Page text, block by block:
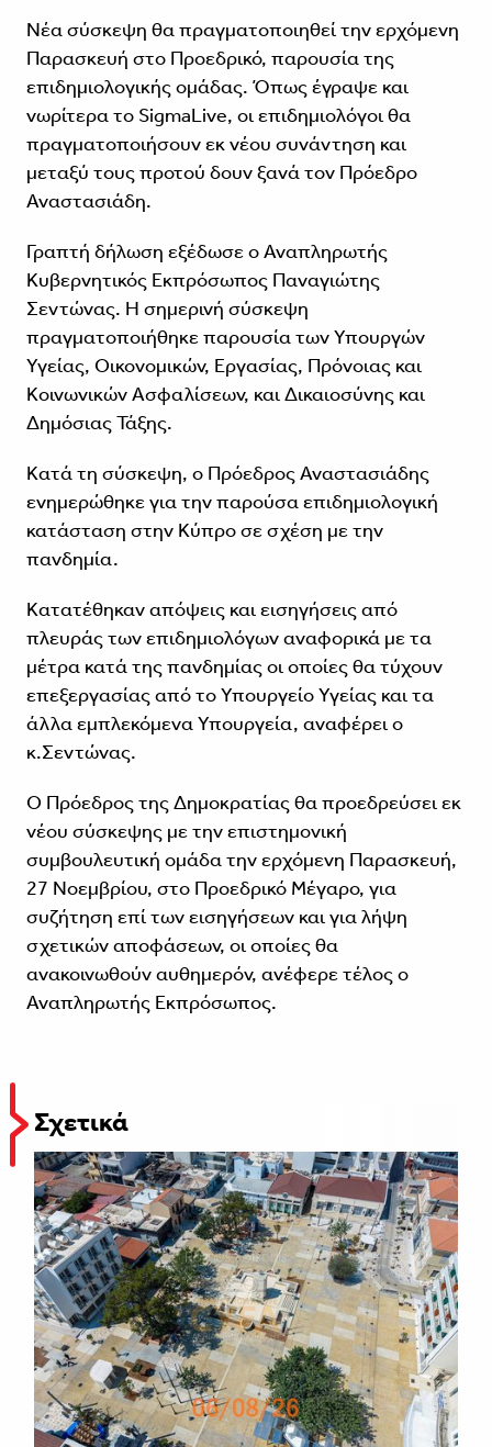
Νέα σύσκεψη θα πραγματοποιηθεί την ερχόμενη
Παρασκευή στο Προεδρικό, παρουσία της
επιδημιολογικής ομάδας. Όπως έγραψε και
νωρίτερα το SigmaLive, οι επιδημιολόγοι θα
πραγματοποιήσουν εκ νέου συνάντηση και
μεταξύ τους προτού δουν ξανά τον Πρόεδρο
Αναστασιάδη.
Γραπτή δήλωση εξέδωσε ο Αναπληρωτής
Κυβερνητικός Εκπρόσωπος Παναγιώτης
Σεντώνας. Η σημερινή σύσκεψη
πραγματοποιήθηκε παρουσία των Υπουργών
Υγείας, Οικονομικών, Εργασίας, Πρόνοιας και
Κοινωνικών Ασφαλίσεων, και Δικαιοσύνης και
Δημόσιας Τάξης.
Κατά τη σύσκεψη, ο Πρόεδρος Αναστασιάδης
ενημερώθηκε για την παρούσα επιδημιολογική
κατάσταση στην Κύπρο σε σχέση με την
πανδημία.
Κατατέθηκαν απόψεις και εισηγήσεις από
πλευράς των επιδημιολόγων αναφορικά με τα
μέτρα κατά της πανδημίας οι οποίες θα τύχουν
επεξεργασίας από το Υπουργείο Υγείας και τα
άλλα εμπλεκόμενα Υπουργεία, αναφέρει ο
κ.Σεντώνας.
Ο Πρόεδρος της Δημοκρατίας θα προεδρεύσει εκ
νέου σύσκεψης με την επιστημονική
συμβουλευτική ομάδα την ερχόμενη Παρασκευή,
27 Νοεμβρίου, στο Προεδρικό Μέγαρο, για
συζήτηση επί των εισηγήσεων και για λήψη
σχετικών αποφάσεων, οι οποίες θα
ανακοινωθούν αυθημερόν, ανέφερε τέλος ο
Αναπληρωτής Εκπρόσωπος.
Σχετικά